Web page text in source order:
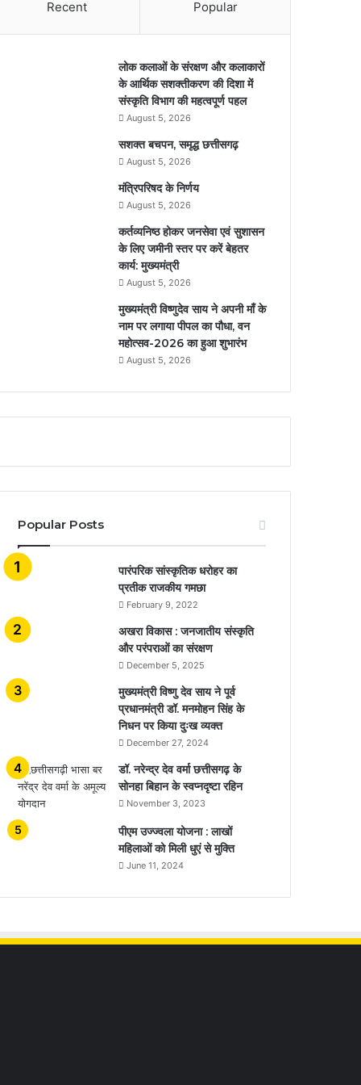
Recent Popular
लोक कलाओं के संरक्षण और कलाकारों
के आर्थिक सशक्तीकरण की दिशा में
संस्कृति विभाग की महत्वपूर्ण पहल
August 5, 2026
सशक्त बचपन, समृद्ध छत्तीसगढ़
August 5, 2026
मंत्रिपरिषद के निर्णय
August 5, 2026
कर्तव्यनिष्ठ होकर जनसेवा एवं सुशासन
के लिए जमीनी स्तर पर करें बेहतर
कार्य: मुख्यमंत्री
August 5, 2026
मुख्यमंत्री विष्णुदेव साय ने अपनी माँ के
नाम पर लगाया पीपल का पौधा, वन
महोत्सव-2026 का हुआ शुभारंभ
August 5, 2026
Popular Posts
​​​​​​​पारंपरिक सांस्कृतिक धरोहर का
प्रतीक राजकीय गमछा
February 9, 2022
अखरा विकास : जनजातीय संस्कृति
और परंपराओं का संरक्षण
December 5, 2025
मुख्यमंत्री विष्णु देव साय ने पूर्व
प्रधानमंत्री डॉ. मनमोहन सिंह के
निधन पर किया दुःख व्यक्त
December 27, 2024
डॉ. नरेन्द्र देव वर्मा छत्तीसगढ़ के
सोनहा बिहान के स्वप्नदृष्टा रहिन
November 3, 2023
पीएम उज्ज्वला योजना : लाखों
महिलाओं को मिली धुएं से मुक्ति
June 11, 2024